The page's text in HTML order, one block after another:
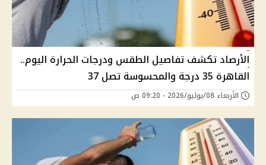
الأرصاد تكشف تفاصيل الطقس ودرجات الحرارة اليوم..
القاهرة 35 درجة والمحسوسة تصل 37
الأربعاء 08/يوليو/2026 - 09:20 ص